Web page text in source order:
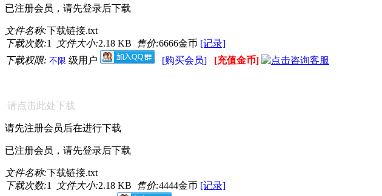
已注册会员，请先登录后下载
文件名称:下载链接.txt
下载次数:1 文件大小:2.18 KB 售价:6666金币 [记录]
下载权限: 不限 级用户 [购买会员] [充值金币]
请点击此处下载
请先注册会员后在进行下载
已注册会员，请先登录后下载
文件名称:下载链接.txt
下载次数:1 文件大小:2.18 KB 售价:4444金币 [记录]